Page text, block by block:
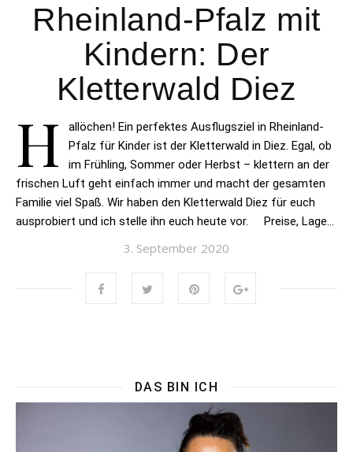
Rheinland-Pfalz mit
Kindern: Der
Kletterwald Diez
H
allöchen! Ein perfektes Ausflugsziel in Rheinland-
Pfalz für Kinder ist der Kletterwald in Diez. Egal, ob
im Frühling, Sommer oder Herbst – klettern an der
frischen Luft geht einfach immer und macht der gesamten
Familie viel Spaß. Wir haben den Kletterwald Diez für euch
ausprobiert und ich stelle ihn euch heute vor. Preise, Lage…
3. September 2020
DAS BIN ICH